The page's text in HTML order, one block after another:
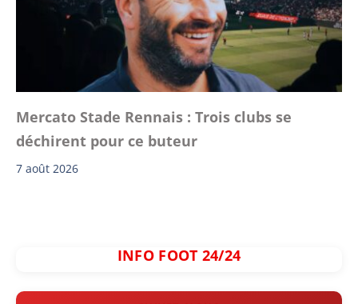
Mercato Stade Rennais : Trois clubs se
déchirent pour ce buteur
7 août 2026
INFO FOOT 24/24